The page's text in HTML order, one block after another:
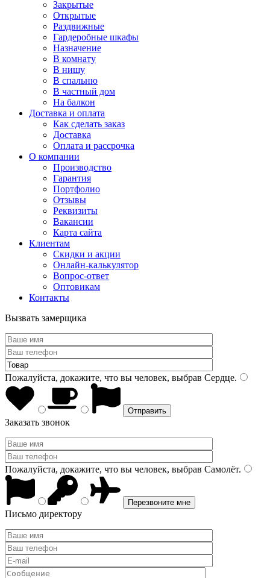
Закрытые
Открытые
Раздвижные
Гардеробные шкафы
Назначение
В комнату
В нишу
В спальню
В частный дом
На балкон
Доставка и оплата
Как сделать заказ
Доставка
Оплата и рассрочка
О компании
Производство
Гарантия
Портфолио
Отзывы
Реквизиты
Вакансии
Карта сайта
Клиентам
Скидки и акции
Онлайн-калькулятор
Вопрос-ответ
Оптовикам
Контакты
Вызвать замерщика
Пожалуйста, докажите, что вы человек, выбрав Сердце.
Заказать звонок
Пожалуйста, докажите, что вы человек, выбрав Самолёт.
Письмо директору